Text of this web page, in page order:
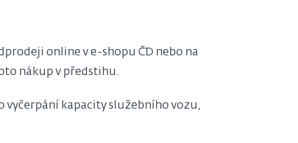
online v e-shopu ČD nebo na
nákup v předstihu.
vyčerpání kapacity služebního vozu,